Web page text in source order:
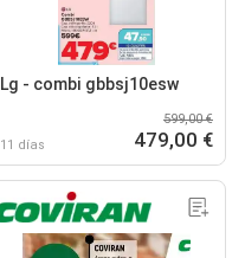
Lg - combi gbbsj10esw
11 días
599,00 €
479,00 €